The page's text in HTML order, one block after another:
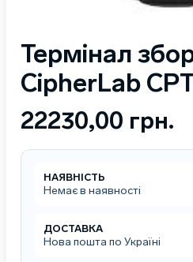
Термінал
CipherLab
22230,00 грн.
НАЯВНІСТЬ
Немає в наявності
ДОСТАВКА
Нова пошта по Україні